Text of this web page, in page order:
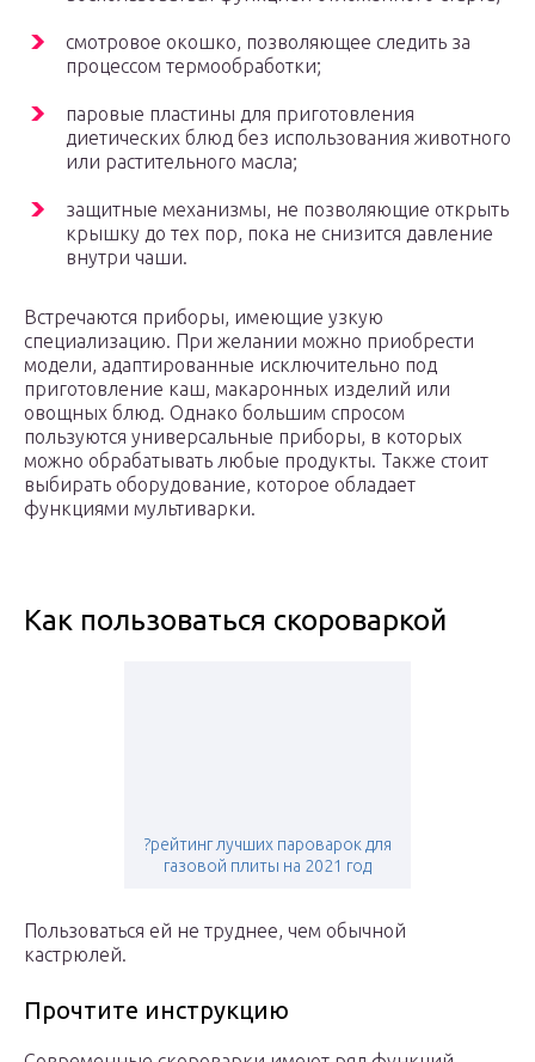
смотровое окошко, позволяющее следить за
процессом термообработки;
паровые пластины для приготовления
диетических блюд без использования животного
или растительного масла;
защитные механизмы, не позволяющие открыть
крышку до тех пор, пока не снизится давление
внутри чаши.
Встречаются приборы, имеющие узкую
специализацию. При желании можно приобрести
модели, адаптированные исключительно под
приготовление каш, макаронных изделий или
овощных блюд. Однако большим спросом
пользуются универсальные приборы, в которых
можно обрабатывать любые продукты. Также стоит
выбирать оборудование, которое обладает
функциями мультиварки.
Как пользоваться скороваркой
?рейтинг лучших пароварок для
газовой плиты на 2021 год
Пользоваться ей не труднее, чем обычной
кастрюлей.
Прочтите инструкцию